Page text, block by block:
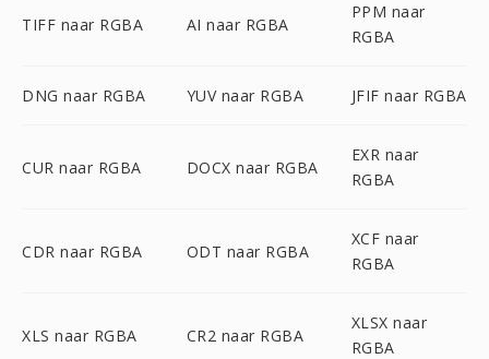
TIFF naar RGBA AI naar RGBA
PPM naar
RGBA
DNG naar RGBA YUV naar RGBA JFIF naar RGBA
CUR naar RGBA DOCX naar RGBA
EXR naar
RGBA
CDR naar RGBA ODT naar RGBA
XCF naar
RGBA
XLS naar RGBA CR2 naar RGBA
XLSX naar
RGBA